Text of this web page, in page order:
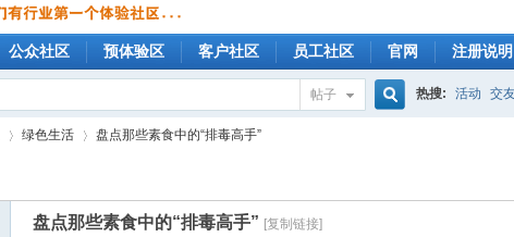
公众社区 预体验区 客户社区 员工社区 官网 注册说明
帖子 热搜: 活动 交
绿色生活
›
盘点那些素食中的“排毒高手”
盘点那些素食中的“排毒高手” [复制链接]